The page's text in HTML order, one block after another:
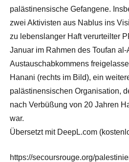
palästinensische Gefangene.
zwei Aktivisten aus Nablus ins
zu lebenslanger Haft verurteilter
Januar im Rahmen des Toufan al-
Austauschabkommens
Hanani (rechts im Bild), ein
palästinensischen Organisation,
nach Verbüßung von 20 Jahren
war.
Übersetzt mit DeepL.com
https://secoursrouge.org/